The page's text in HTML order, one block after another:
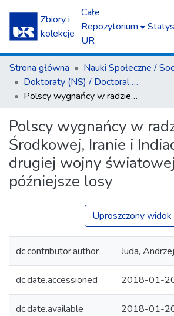
Zbiory i
kolekcje
Całe
Repozytorium
UR
Strona główna
Doktoraty (NS) / Doctoral Theses (SS)
Polscy wygnańcy w radzieckiej Azji Środkowej, Iranie i Indiach w latach drugiej wojny światowej oraz ich późniejsze losy
Polscy wygnańcy w
Środkowej, Iranie i
drugiej wojny
późniejsze losy
Uproszczony widok
dc.contributor.author Juda, Andrzej
dc.date.accessioned 2018-01-
dc.date.available 2018-01-